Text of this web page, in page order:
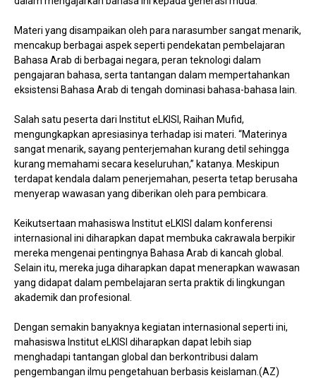
Materi yang disampaikan oleh para narasumber sangat menarik,
mencakup berbagai aspek seperti pendekatan pembelajaran
Bahasa Arab di berbagai negara, peran teknologi dalam
pengajaran bahasa, serta tantangan dalam mempertahankan
eksistensi Bahasa Arab di tengah dominasi bahasa-bahasa lain.
Salah satu peserta dari Institut eLKISI, Raihan Mufid,
mengungkapkan apresiasinya terhadap isi materi. “Materinya
sangat menarik, sayang penterjemahan kurang detil sehingga
kurang memahami secara keseluruhan,” katanya. Meskipun
terdapat kendala dalam penerjemahan, peserta tetap berusaha
menyerap wawasan yang diberikan oleh para pembicara.
Keikutsertaan mahasiswa Institut eLKISI dalam konferensi
internasional ini diharapkan dapat membuka cakrawala berpikir
mereka mengenai pentingnya Bahasa Arab di kancah global.
Selain itu, mereka juga diharapkan dapat menerapkan wawasan
yang didapat dalam pembelajaran serta praktik di lingkungan
akademik dan profesional.
Dengan semakin banyaknya kegiatan internasional seperti ini,
mahasiswa Institut eLKISI diharapkan dapat lebih siap
menghadapi tantangan global dan berkontribusi dalam
pengembangan ilmu pengetahuan berbasis keislaman.(AZ)